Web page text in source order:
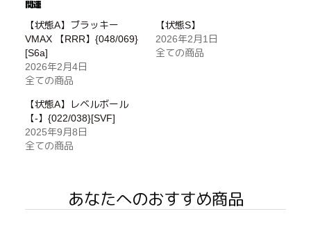
関連
【状態A】ブラッキー
VMAX 【RRR】{048/069}
[S6a]
2026年2月4日
全ての商品
【状態S】
2026年2月1日
全ての商品
【状態A】レベルボール
【-】{022/038}[SVF]
2025年9月8日
全ての商品
あなたへのおすすめ商品